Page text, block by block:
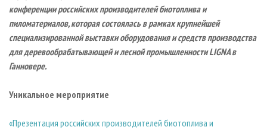
ДЕРЕВЯННОЕ ДОМОСТРОЕНИЕ
ПРОИЗВОДСТВО МЕБЕЛИ
БИОЭНЕРГЕТИКА
ЦБП
ОФИЦИАЛЬНЫЕ ДЕЛЕГАЦИИ
ПРИОРИТЕТНЫЕ ИНВЕСТПРОЕКТЫ
RUSSIAN FORESTRY REVIEW
ГАЗЕТА ЛЕСПРОМФОРУМ
конференции российских производителей биотоплива и
пиломатериалов, которая состоялась в рамках крупнейшей
специализированной выставки оборудования и средств производства
для деревообрабатывающей и лесной промышленности LIGNA в
Ганновере.
Уникальное мероприятие
«Презентация российских производителей биотоплива и